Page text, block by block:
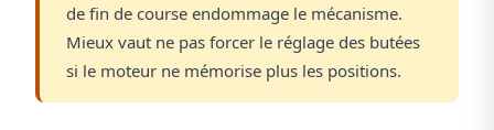
de fin de course endommage le mécanisme.
Mieux vaut ne pas forcer le réglage des butées
si le moteur ne mémorise plus les positions.